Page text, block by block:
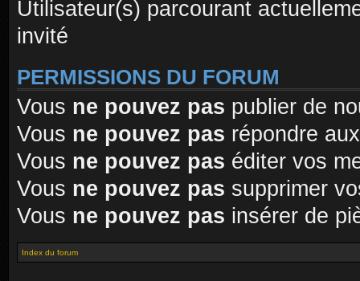
Utilisateur(s) parcourant
invité
PERMISSIONS DU FORUM
Vous ne pouvez pas publier de
Vous ne pouvez pas répondre
Vous ne pouvez pas éditer vos
Vous ne pouvez pas supprimer
Vous ne pouvez pas insérer de
Index du forum